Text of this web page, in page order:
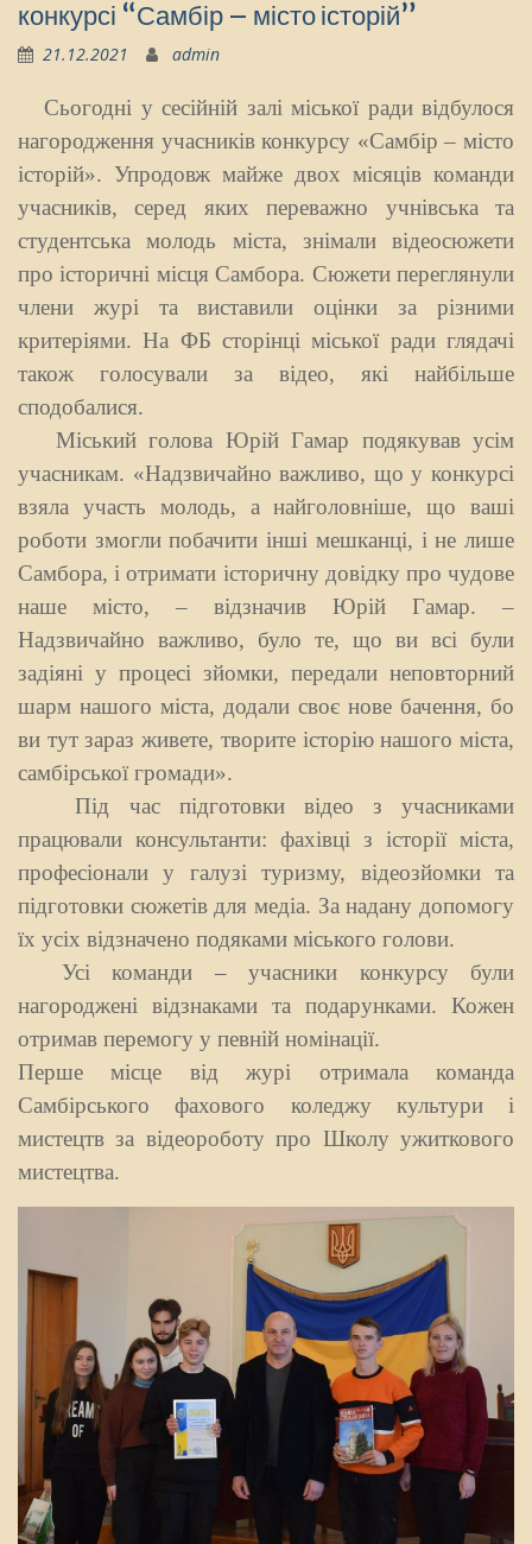
конкурсі “Самбір – місто історій”
21.12.2021 admin
Сьогодні у сесійній залі міської ради відбулося
нагородження учасників конкурсу «Самбір – місто
історій». Упродовж майже двох місяців команди
учасників, серед яких переважно учнівська та
студентська молодь міста, знімали відеосюжети
про історичні місця Самбора. Сюжети переглянули
члени журі та виставили оцінки за різними
критеріями. На ФБ сторінці міської ради глядачі
також голосували за відео, які найбільше
сподобалися.
Міський голова Юрій Гамар подякував усім
учасникам. «Надзвичайно важливо, що у конкурсі
взяла участь молодь, а найголовніше, що ваші
роботи змогли побачити інші мешканці, і не лише
Самбора, і отримати історичну довідку про чудове
наше місто, – відзначив Юрій Гамар. –
Надзвичайно важливо, було те, що ви всі були
задіяні у процесі зйомки, передали неповторний
шарм нашого міста, додали своє нове бачення, бо
ви тут зараз живете, творите історію нашого міста,
самбірської громади».
Під час підготовки відео з учасниками
працювали консультанти: фахівці з історії міста,
професіонали у галузі туризму, відеозйомки та
підготовки сюжетів для медіа. За надану допомогу
їх усіх відзначено подяками міського голови.
Усі команди – учасники конкурсу були
нагороджені відзнаками та подарунками. Кожен
отримав перемогу у певній номінації.
Перше місце від журі отримала команда
Самбірського фахового коледжу культури і
мистецтв за відеороботу про Школу ужиткового
мистецтва.